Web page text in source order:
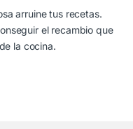
arruine tus recetas.
el recambio que
la cocina.